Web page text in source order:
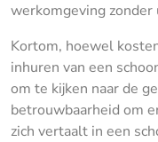
werkomgeving
Kortom, hoewel
inhuren van een
om te kijken naar de
betrouwbaarheid om
zich vertaalt in een